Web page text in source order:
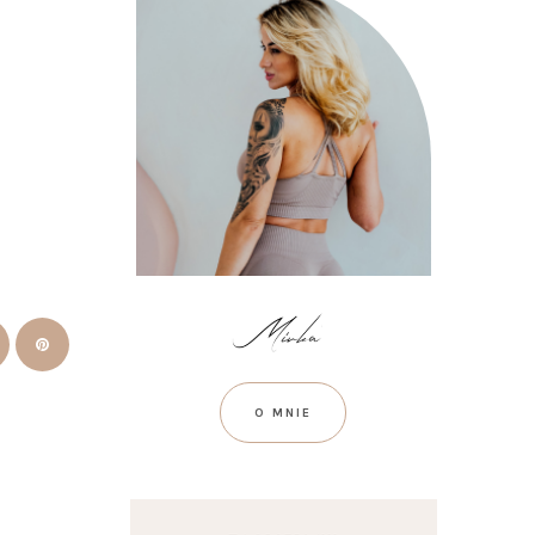
O MNIE